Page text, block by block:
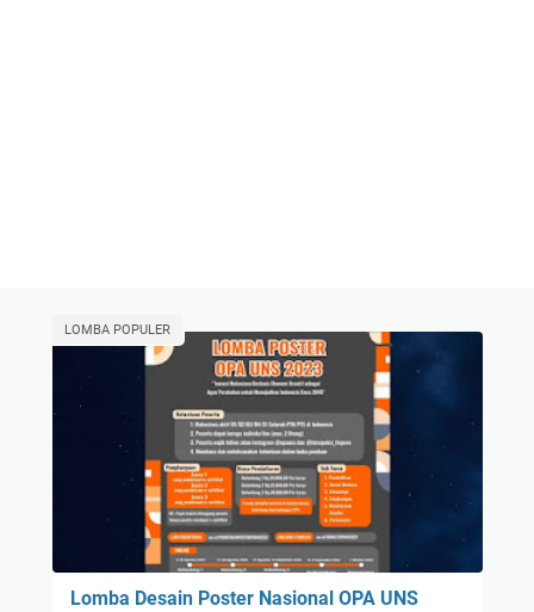
LOMBA POPULER
Lomba Desain Poster Nasional OPA UNS